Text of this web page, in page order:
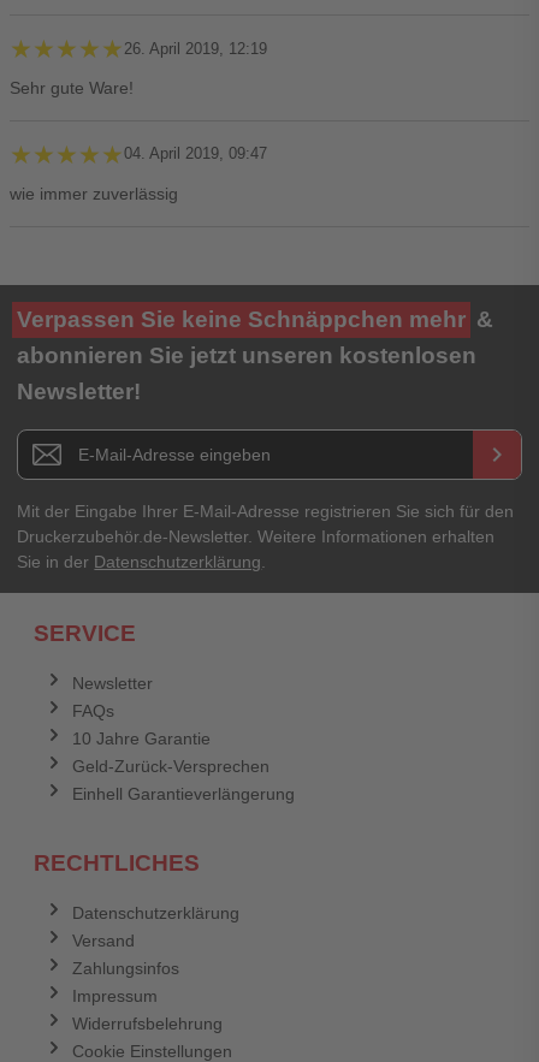
★★★★★
★★★★★ 26. April 2019, 12:19
Sehr gute Ware!
★★★★★
★★★★★04. April 2019, 09:47
wie immer zuverlässig
Ihre Bewertung**
★★★★★
Titel**
E-Mail-Adresse
Ihr Passwort
Verpassen Sie keine Schnäppchen mehr &
abonnieren Sie jetzt unseren kostenlosen
Newsletter!
Newsletter E-Mail Adresse keyboard_arrow_right
Mit der Eingabe Ihrer E-Mail-Adresse registrieren Sie sich für den
Druckerzubehör.de-Newsletter. Weitere Informationen erhalten
Sie in der Datenschutzerklärung
SERVICE
Newsletter
FAQs
10 Jahre Garantie
Geld-Zurück-Versprechen
Einhell Garantieverlängerung
RECHTLICHES
Datenschutzerklärung
Versand
Zahlungsinfos
Impressum
Widerrufsbelehrung
Cookie Einstellungen